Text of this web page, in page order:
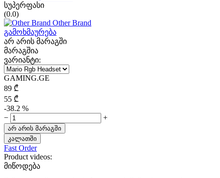
სუპერფასი
(0.0)
Other Brand
გამოხმაურება
არ არის მარაგში
მარაგშია
ვარიანტი:
GAMING.GE
89 ₾
55 ₾
-38.2 %
−
+
არ არის მარაგში
კალათში
Fast Order
Product videos:
მიწოდება